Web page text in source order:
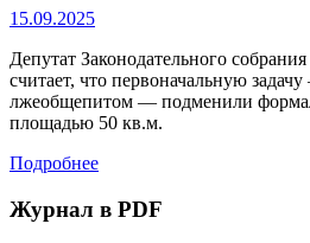
15.09.2025
Депутат Законодательного
считает, что первоначальную
лжеобщепитом — подменили
площадью 50 кв.м.
Подробнее
Журнал в PDF